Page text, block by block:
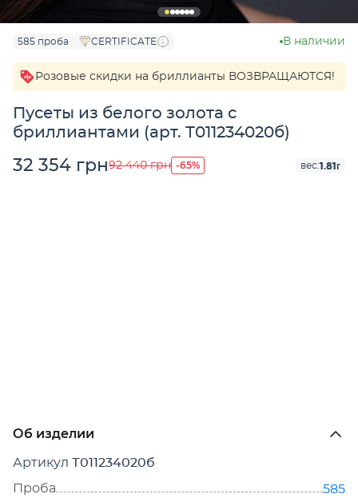
Об изделии
Артикул Т011234020б
Проба
585
585 проба CERTIFICATE В наличии
Розовые скидки на бриллианты ВОЗВРАЩАЮТСЯ!
Пусеты из белого золота с
бриллиантами (арт. Т011234020б)
32 354 грн92 440 грн -65% вес:1.81г